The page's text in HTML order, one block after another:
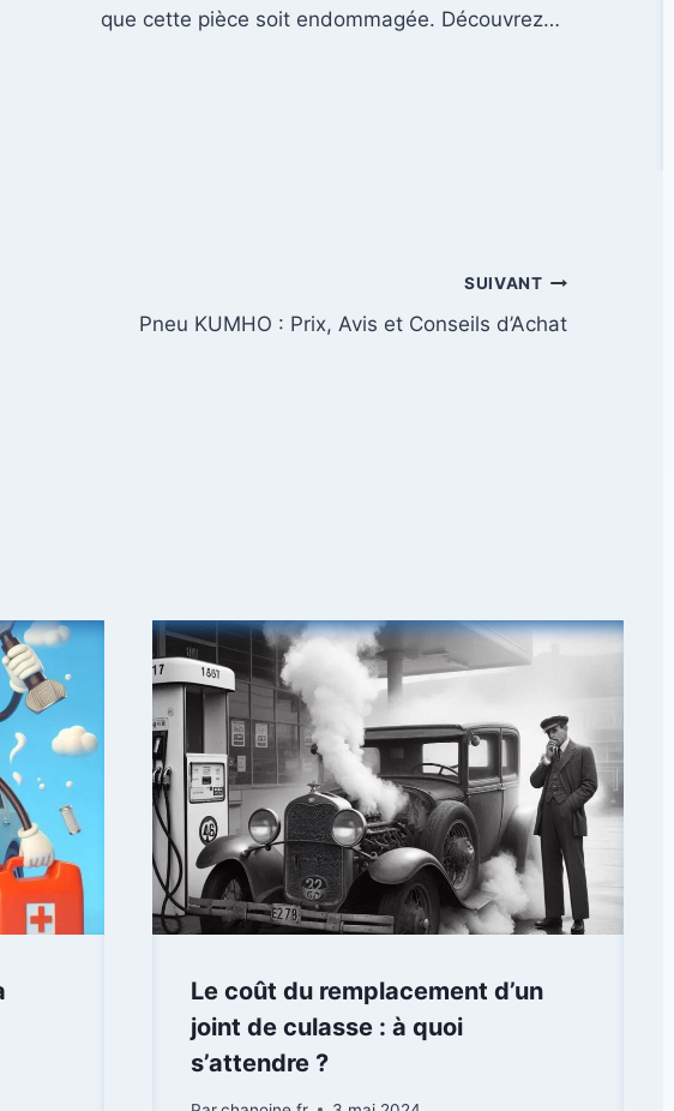
que cette pièce soit endommagée. Découvrez…
SUIVANT
Pneu KUMHO : Prix, Avis et Conseils d’Achat
Le coût du remplacement d’un
joint de culasse : à quoi
s’attendre ?